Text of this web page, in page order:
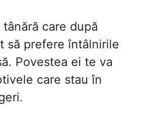
care după
să prefere întâlnirile
Povestea ei te va
care stau în